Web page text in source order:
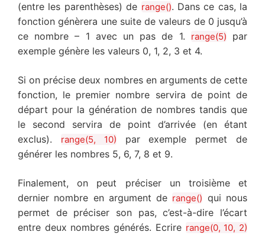
(entre les parenthèses) de range(). Dans ce cas, la
fonction génèrera une suite de valeurs de 0 jusqu’à
ce nombre – 1 avec un pas de 1. range(5) par
exemple génère les valeurs 0, 1, 2, 3 et 4.
Si on précise deux nombres en arguments de cette
fonction, le premier nombre servira de point de
départ pour la génération de nombres tandis que
le second servira de point d’arrivée (en étant
exclus). range(5, 10) par exemple permet de
générer les nombres 5, 6, 7, 8 et 9.
Finalement, on peut préciser un troisième et
dernier nombre en argument de range() qui nous
permet de préciser son pas, c’est-à-dire l’écart
entre deux nombres générés. Ecrire range(0, 10, 2)